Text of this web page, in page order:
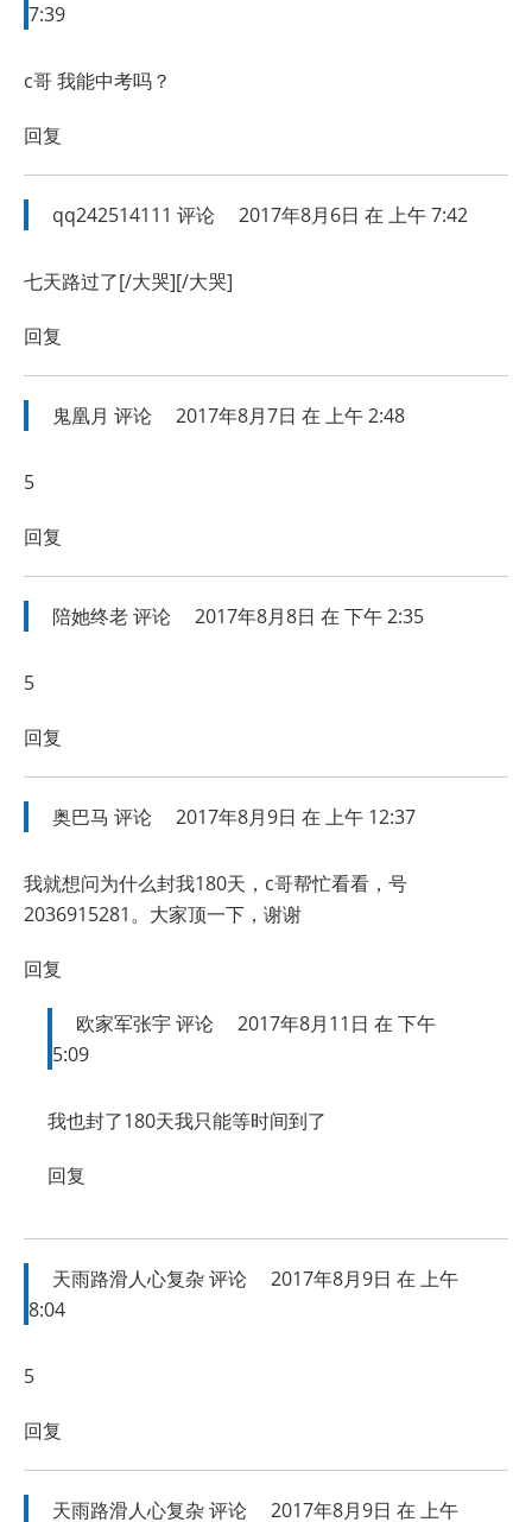
7:39
c哥 我能中考吗？
回复
qq242514111 评论 2017年8月6日 在 上午 7:42
七天路过了[/大哭][/大哭]
回复
鬼凰月 评论 2017年8月7日 在 上午 2:48
5
回复
陪她终老评论 2017年8月8日 在 下午 2:35
5
回复
奥巴马 评论 2017年8月9日 在 上午 12:37
我就想问为什么封我180天，c哥帮忙看看，号
2036915281。大家顶一下，谢谢
回复
欧家军张宇评论
2017年8月11日 在 下午
5:09
我也封了180天我只能等时间到了
回复
天雨路滑人心复杂评论
2017年8月9日 在 上午
8:04
5
回复
天雨路滑人心复杂评论
2017年8月9日 在 上午